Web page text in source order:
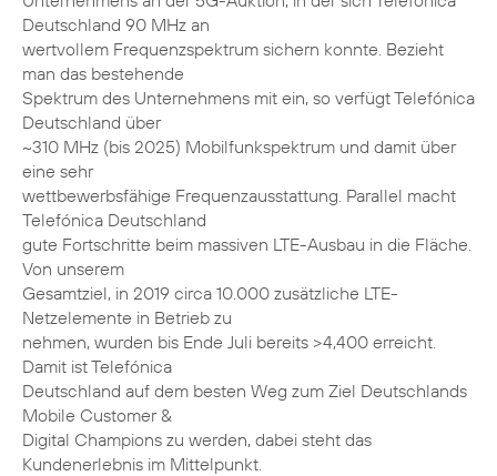
Deutschland 90 MHz an
wertvollem Frequenzspektrum sichern konnte. Bezieht
man das bestehende
Spektrum des Unternehmens mit ein, so verfügt Telefónica
Deutschland über
~310 MHz (bis 2025) Mobilfunkspektrum und damit über
eine sehr
wettbewerbsfähige Frequenzausstattung. Parallel macht
Telefónica Deutschland
gute Fortschritte beim massiven LTE-Ausbau in die Fläche.
Von unserem
Gesamtziel, in 2019 circa 10.000 zusätzliche LTE-
Netzelemente in Betrieb zu
nehmen, wurden bis Ende Juli bereits >4,400 erreicht.
Damit ist Telefónica
Deutschland auf dem besten Weg zum Ziel Deutschlands
Mobile Customer &
Digital Champions zu werden, dabei steht das
Kundenerlebnis im Mittelpunkt.